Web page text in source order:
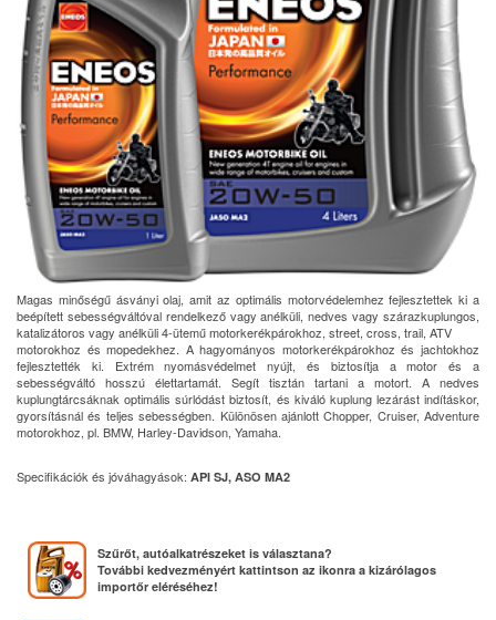
Magas minőségű ásványi olaj, amit az optimális motorvédelemhez fejlesztettek ki a
beépített sebességváltóval rendelkező vagy anélküli, nedves vagy szárazkuplungos,
katalizátoros vagy anélküli 4-ütemű motorkerékpárokhoz, street, cross, trail, ATV
motorokhoz és mopedekhez. A hagyományos motorkerékpárokhoz és jachtokhoz
fejlesztették ki. Extrém nyomásvédelmet nyújt, és biztosítja a motor és a
sebességváltó hosszú élettartamát. Segít tisztán tartani a motort. A nedves
kuplungtárcsáknak optimális súrlódást biztosít, és kiváló kuplung lezárást indításkor,
gyorsításnál és teljes sebességben. Különösen ajánlott Chopper, Cruiser, Adventure
motorokhoz, pl. BMW, Harley-Davidson, Yamaha.
Specifikációk és jóváhagyások: API SJ, ASO MA2
Szűrőt, autóalkatrészeket is választana?
További kedvezményért kattintson az ikonra a kizárólagos
importőr eléréséhez!